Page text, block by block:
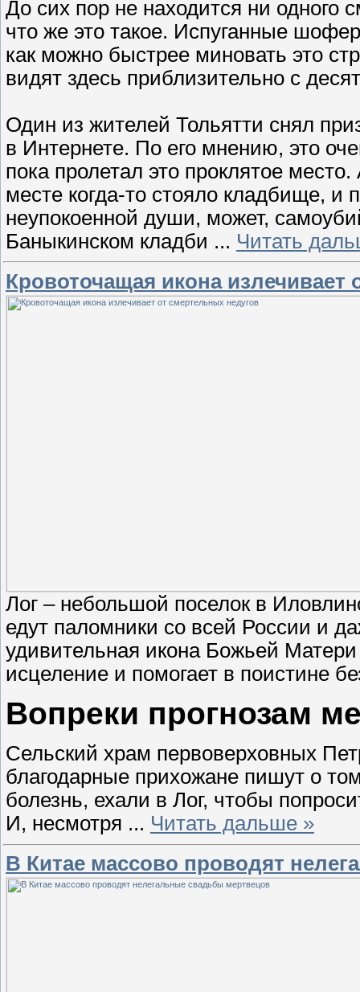
До сих пор не находится ни одного
что же это такое. Испуганные
как можно быстрее миновать это
видят здесь приблизительно с
Один из жителей Тольятти снял
в Интернете. По его мнению, это
пока пролетал это проклятое
месте когда-то стояло кладбище, и
неупокоенной души, может,
Баныкинском кладби ... Читать
Кровоточащая икона излечивает
Лог – небольшой поселок в
едут паломники со всей России и
удивительная икона Божьей
исцеление и помогает в поистине
Вопреки прогнозам
Сельский храм первоверховных
благодарные прихожане пишут о
болезнь, ехали в Лог, чтобы
И, несмотря ... Читать дальше »
В Китае массово проводят